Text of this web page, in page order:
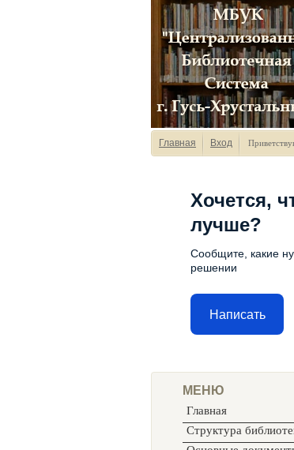
Главная Вход
Хочется,
лучше?
Сообщите, какие
решении
Написать
МЕНЮ
Главная
Структура